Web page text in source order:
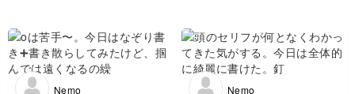
はけっこううまくいったかも。
三行目はforとtomorrowがくっ
つきすぎた。
たくさん書いた文字は自信を持
Nemo Nemo